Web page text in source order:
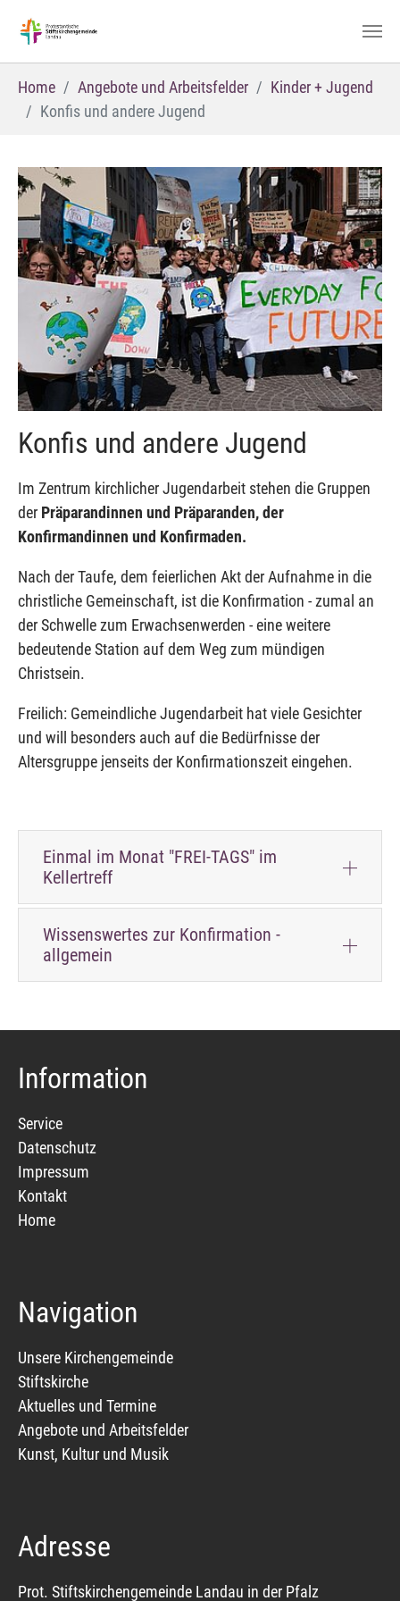
Home Angebote und Arbeitsfelder
Kinder + Jugend
Konfis und andere Jugend
Konfis und andere Jugend
Im Zentrum kirchlicher Jugendarbeit stehen die Gruppen
der Präparandinnen und Präparanden, der
Konfirmandinnen und Konfirmaden.
Nach der Taufe, dem feierlichen Akt der Aufnahme in die
christliche Gemeinschaft, ist die Konfirmation - zumal an
der Schwelle zum Erwachsenwerden - eine weitere
bedeutende Station auf dem Weg zum mündigen
Christsein.
Freilich: Gemeindliche Jugendarbeit hat viele Gesichter
und will besonders auch auf die Bedürfnisse der
Altersgruppe jenseits der Konfirmationszeit eingehen.
Einmal im Monat "FREI-TAGS" im
Kellertreff
Wissenswertes zur Konfirmation -
allgemein
Information
Service
Datenschutz
Impressum
Kontakt
Home
Navigation
Unsere Kirchengemeinde
Stiftskirche
Aktuelles und Termine
Angebote und Arbeitsfelder
Kunst, Kultur und Musik
Adresse
Prot. Stiftskirchengemeinde Landau in der Pfalz